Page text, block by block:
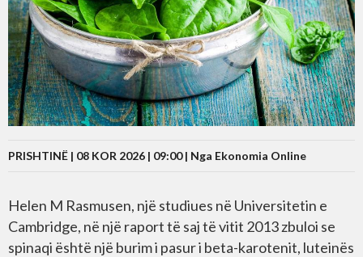
PRISHTINË | 08 KOR 2026 | 09:00 | Nga Ekonomia Online
Helen M Rasmusen, një studiues në Universitetin e
Cambridge, në një raport të saj të vitit 2013 zbuloi se
spinaqi është një burim i pasur i beta-karotenit, luteinës